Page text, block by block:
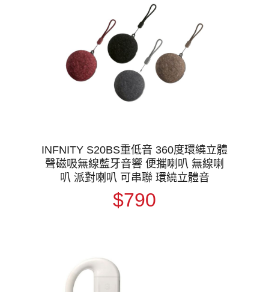
INFNITY S20BS重低音 360度環繞立體
聲磁吸無線藍牙音響 便攜喇叭 無線喇
叭 派對喇叭 可串聯 環繞立體音
$790